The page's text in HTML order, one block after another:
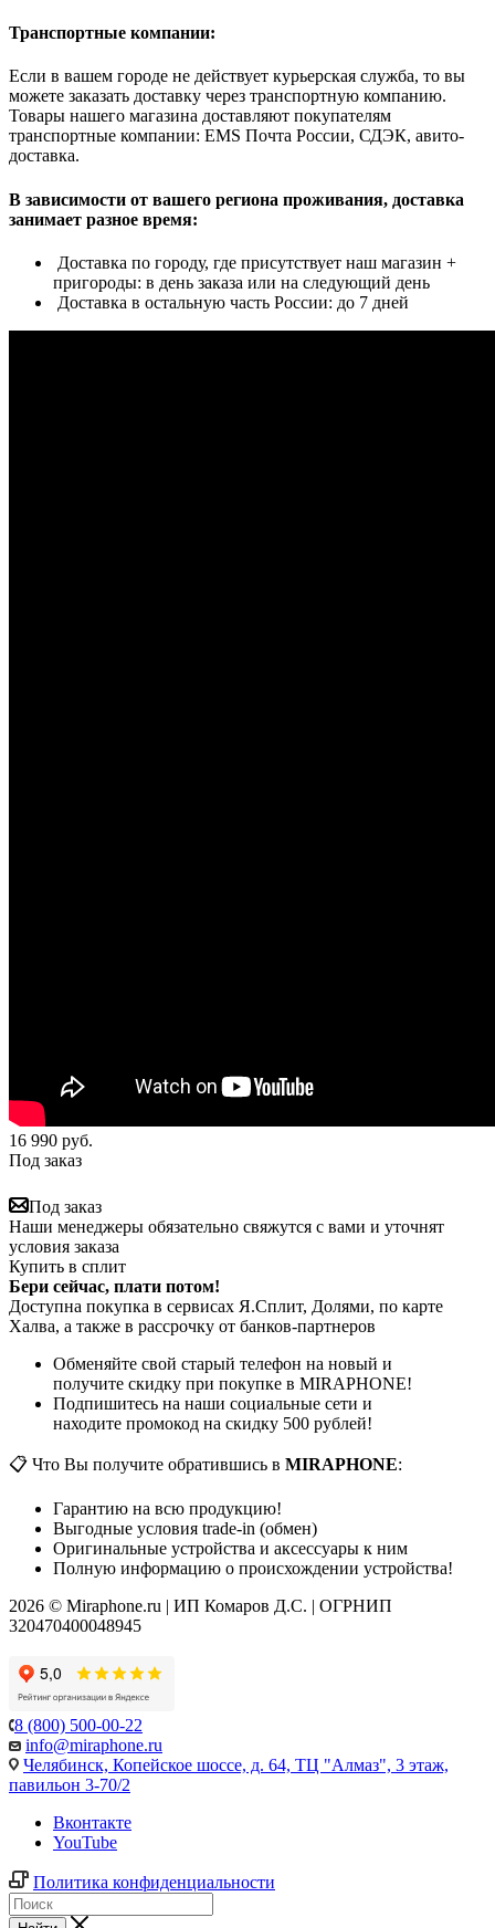
Транспортные компании:
Если в вашем городе не действует курьерская служба, то вы
можете заказать доставку через транспортную компанию.
Товары нашего магазина доставляют покупателям
транспортные компании: EMS Почта России, СДЭК, авито-
доставка.
В зависимости от вашего региона проживания, доставка
занимает разное время:
Доставка по городу, где присутствует наш магазин +
пригороды: в день заказа или на следующий день
Доставка в остальную часть России: до 7 дней
16 990 руб.
Под заказ
Под заказ
Наши менеджеры обязательно свяжутся с вами и уточнят
условия заказа
Купить в сплит
Бери сейчас, плати потом!
Доступна покупка в сервисах Я.Сплит, Долями, по карте
Халва, а также в рассрочку от банков-партнеров
Обменяйте свой старый телефон на новый и
получите скидку при покупке в MIRAPHONE!
Подпишитесь на наши социальные сети и
находите промокод на скидку 500 рублей!
📋 Что Вы получите обратившись в MIRAPHONE:
Гарантию на всю продукцию!
Выгодные условия trade-in (обмен)
Оригинальные устройства и аксессуары к ним
Полную информацию о происхождении устройства!
2026 © Miraphone.ru | ИП Комаров Д.С. | ОГРНИП
320470400048945
8 (800) 500-00-22
info@miraphone.ru
Челябинск, Копейское шоссе, д. 64, ТЦ "Алмаз", 3 этаж,
павильон 3-70/2
Вконтакте
YouTube
Политика конфиденциальности